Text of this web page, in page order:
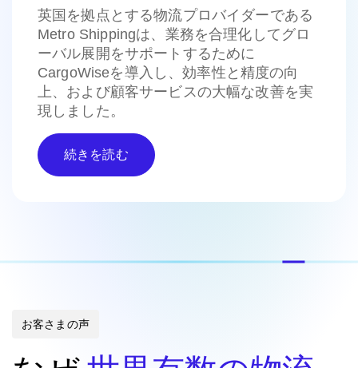
英国を拠点とする物流プロバイダーである
Metro Shippingは、業務を合理化してグロ
ーバル展開をサポートするために
CargoWiseを導入し、効率性と精度の向
上、および顧客サービスの大幅な改善を実
現しました。
続きを読む
お客さまの声